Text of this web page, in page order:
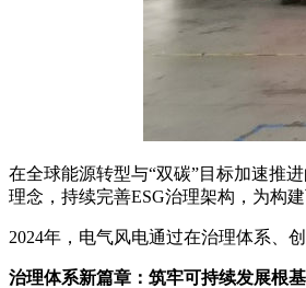
在全球能源转型与“双碳”目标加速推
理念，持续完善ESG治理架构，为构
2024年，电气风电通过在治理体系、
治理体系新篇章：筑牢可持续发展根基